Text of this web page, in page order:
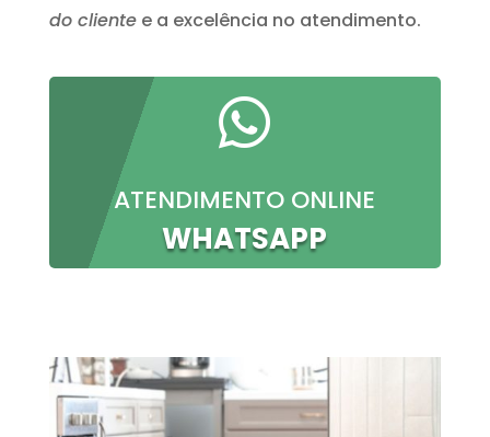
do clientee a excelência no atendimento.

ATENDIMENTO ONLINE
WHATSAPP